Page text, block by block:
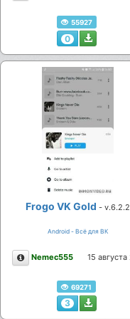
55927
0
Frogo VK Gold - v.6.2.2
Android - Всё для ВК
Описание
Nemec555
69271
3